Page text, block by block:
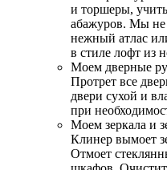
и торшеры,
абажуров. Мы не
нежный атлас
в стиле лофт из
Моем дверные
Протрет все
двери сухой и
при
Моем зеркала и
Клинер вымоет
Отмоет